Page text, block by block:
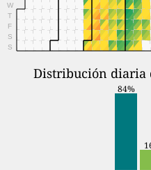
W
T
F
S
S
Distribución diaria
84%